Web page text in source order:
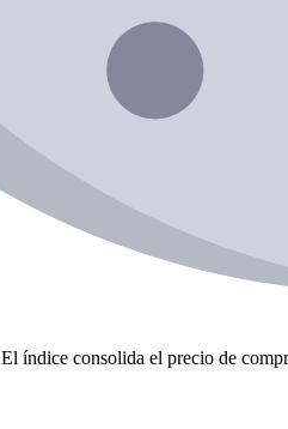
El índice consolida el precio de